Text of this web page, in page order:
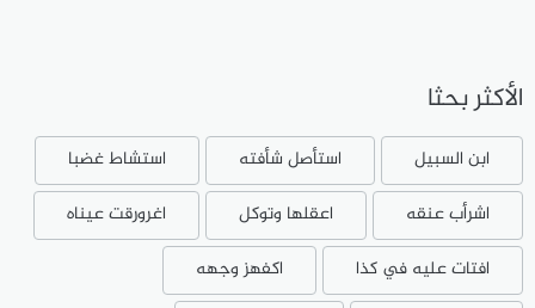
الأكثر بحثا
ابن السبيل استأصل شأفته
استشاط غضبا
اشرأب عنقه
اعقلها وتوكل
اغرورقت عيناه
افتات عليه في كذا
اكفهز وجهه